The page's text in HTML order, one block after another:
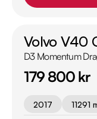
Volvo V40
D3 Momentum
179 800 kr
2017 11291